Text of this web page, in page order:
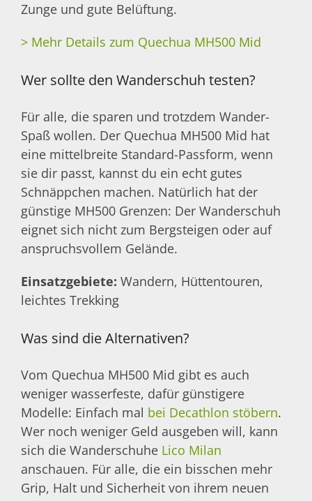
Zunge und gute Belüftung.
> Mehr Details zum Quechua MH500 Mid
Wer sollte den Wanderschuh testen?
Für alle, die sparen und trotzdem Wander-
Spaß wollen. Der Quechua MH500 Mid hat
eine mittelbreite Standard-Passform, wenn
sie dir passt, kannst du ein echt gutes
Schnäppchen machen. Natürlich hat der
günstige MH500 Grenzen: Der Wanderschuh
eignet sich nicht zum Bergsteigen oder auf
anspruchsvollem Gelände.
Einsatzgebiete: Wandern, Hüttentouren,
leichtes Trekking
Was sind die Alternativen?
Vom Quechua MH500 Mid gibt es auch
weniger wasserfeste, dafür günstigere
Modelle: Einfach mal bei Decathlon stöbern.
Wer noch weniger Geld ausgeben will, kann
sich die Wanderschuhe Lico Milan
anschauen. Für alle, die ein bisschen mehr
Grip, Halt und Sicherheit von ihrem neuen